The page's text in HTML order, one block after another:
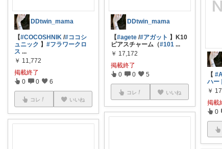
DDtwin_mama
【#COCOSHNIK /#ココシ
ュニック 】 #フラワークロ
ス ...
￥ 11,772
掲載終了
0 0 6
コレ いいね
DDtwin_mama
【#agete /#アガット 】K10
ピアスチャーム（#101 ...
￥ 17,172
掲載終了
0 0 5
コレ いいね
【
ハー
￥
掲載
0